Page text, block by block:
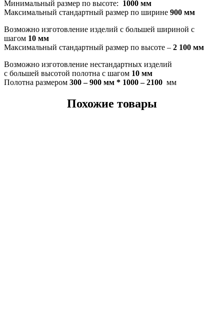
Минимальный размер по высоте: 1000 мм
Максимальный стандартный размер по ширине 900 мм
Возможно изготовление изделий с большей шириной с
шагом 10 мм
Максимальный стандартный размер по высоте – 2 100 мм
Возможно изготовление нестандартных изделий
с большей высотой полотна с шагом 10 мм
Полотна размером 300 – 900 мм * 1000 – 2100 мм
Похожие товары